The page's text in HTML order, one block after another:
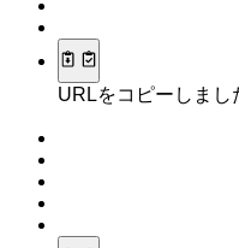
URLをコピーしまし